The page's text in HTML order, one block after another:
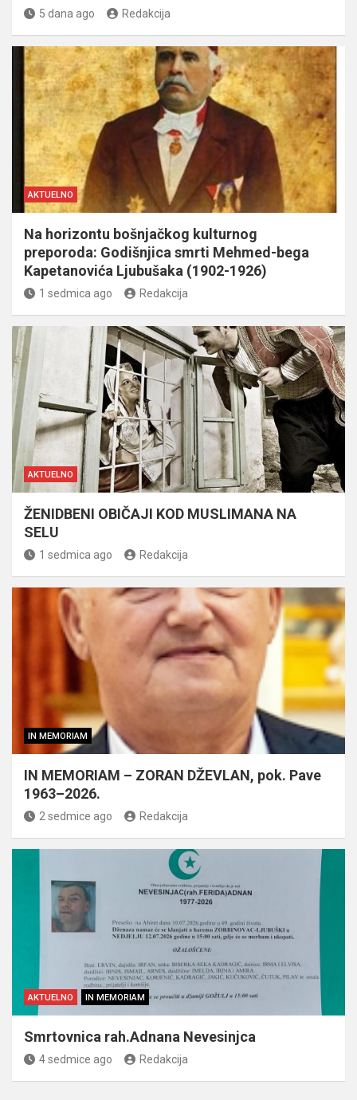
5 dana ago Redakcija
AKTUELNO
Na horizontu bošnjačkog kulturnog
preporoda: Godišnjica smrti Mehmed-bega
Kapetanovića Ljubušaka (1902-1926)
1 sedmica ago Redakcija
AKTUELNO
ŽENIDBENI OBIČAJI KOD MUSLIMANA NA
SELU
1 sedmica ago Redakcija
IN MEMORIAM
IN MEMORIAM – ZORAN DŽEVLAN, pok. Pave
1963–2026.
2 sedmice ago Redakcija
AKTUELNO IN MEMORIAM
Smrtovnica rah.Adnana Nevesinjca
4 sedmice ago Redakcija